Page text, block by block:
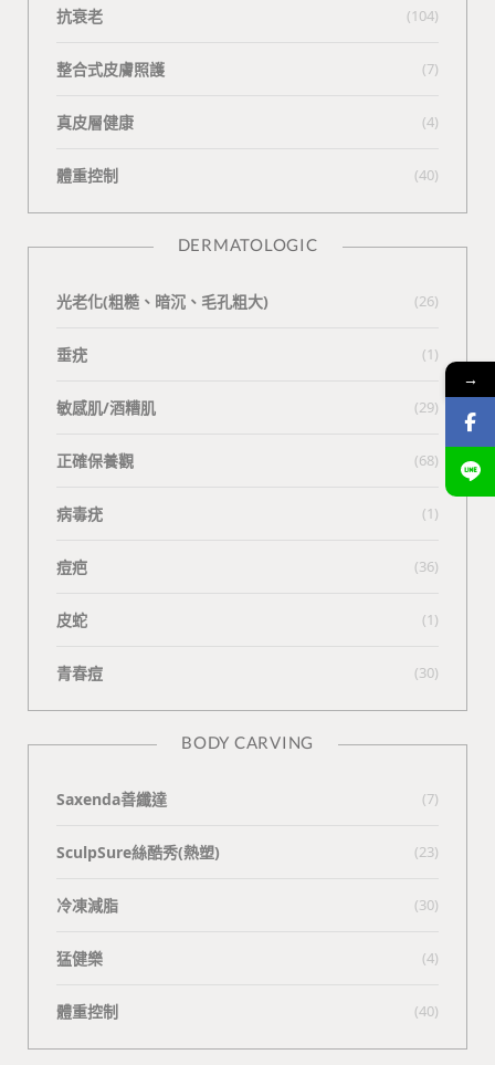
抗衰老 (104)
整合式皮膚照護 (7)
真皮層健康 (4)
體重控制 (40)
DERMATOLOGIC
光老化(粗糙、暗沉、毛孔粗大) (26)
垂疣 (1)
敏感肌/酒糟肌 (29)
正確保養觀 (68)
病毒疣 (1)
痘疤 (36)
皮蛇 (1)
青春痘 (30)
BODY CARVING
Saxenda善纖達 (7)
SculpSure絲酷秀(熱塑) (23)
冷凍減脂 (30)
猛健樂 (4)
體重控制 (40)
→